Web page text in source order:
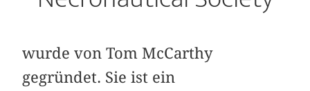
wurde von Tom McCarthy
gegründet. Sie ist ein